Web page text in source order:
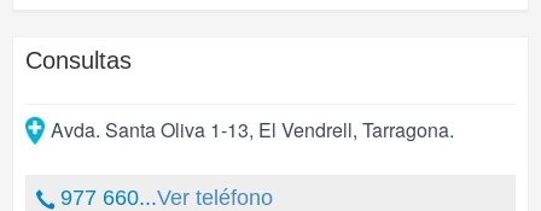
Consultas
Avda. Santa Oliva 1-13, El Vendrell, Tarragona.
977 660...Ver teléfono